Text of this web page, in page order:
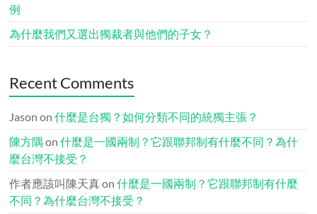
例
為什麼我們又選出獨裁者與他們的子女？
Recent Comments
Jason on什麼是台獨？如何分類不同的統獨主張？
陳方隅 on什麼是一國兩制？它跟聯邦制有什麼不同？為什
麼台灣不接受？
作者應該叫陳天真on什麼是一國兩制？它跟聯邦制有什麼
不同？為什麼台灣不接受？